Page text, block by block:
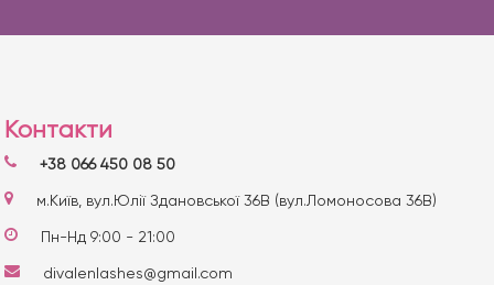
Контакти
+38 066 450 08 50
м.Київ, вул.Юлії Здановської 36В (вул.Ломоносова 36В)
Пн-Нд 9:00 - 21:00
divalenlashes@gmail.com